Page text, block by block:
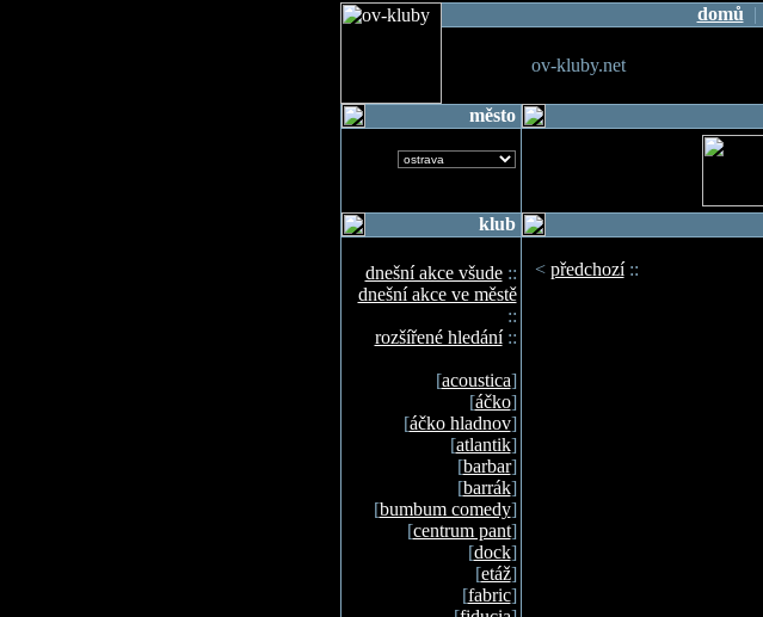
domů |
ov-kluby.net
město
klub
dnešní akce všude::
dnešní akce ve městě
::
rozšířené hledání::
[acoustica]
[áčko]
[áčko hladnov]
[atlantik]
[barbar]
[barrák]
[bumbum comedy]
[centrum pant]
[dock]
[etáž]
[fabric]
< předchozí::